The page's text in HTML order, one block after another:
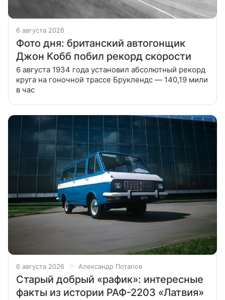
6 августа 2026
Фото дня: британский автогонщик
Джон Кобб побил рекорд скорости
6 августа 1934 года установил абсолютный рекорд
круга на гоночной трассе Бруклендс — 140,19 мили
в час
6 августа 2026 Александр Потапов
Старый добрый «рафик»: интересные
факты из истории РАФ-2203 «Латвия»